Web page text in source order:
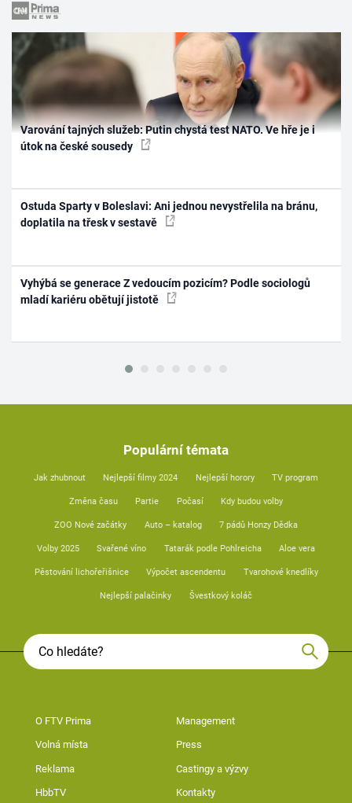
Varování tajných služeb: Putin chystá test NATO. Ve hře je i
útok na české sousedy
Ostuda Sparty v Boleslavi: Ani jednou nevystřelila na bránu,
doplatila na třesk v sestavě
Vyhýbá se generace Z vedoucím pozicím? Podle sociologů
mladí kariéru obětují jistotě
Populární témata
Jak zhubnout Nejlepší filmy 2024 Nejlepší horory TV program
Změna času Partie Počasí Kdy budou volby
ZOO Nové začátky Auto – katalog 7 pádů Honzy Dědka
Volby 2025 Svařené víno Tatarák podle Pohlreicha Aloe vera
Pěstování lichořeřišnice Výpočet ascendentu Tvarohové knedlíky
Nejlepší palačinky Švestkový koláč
O FTV Prima Management
Volná místa Press
Reklama Castingy a výzvy
HbbTV Kontakty